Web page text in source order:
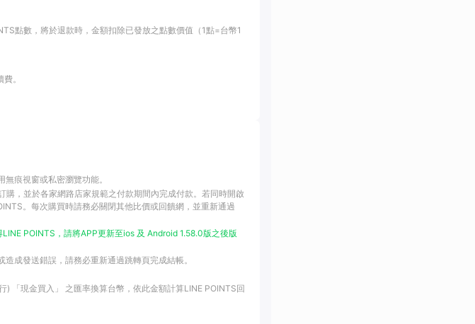
點數，將於退款時，金額扣除已發放之點數價值（1點=台幣1
。
痕視窗或私密瀏覽功能。
，並於各家網路店家規範之付款期間內完成付款。若同時開啟
。每次購買時請務必關閉其他比價或回饋網，並重新通過
POINTS，請將APP更新至ios 及 Android 1.58.0版之後版
成發送錯誤，請務必重新通過跳轉頁完成結帳。
「現金買入」 之匯率換算台幣，依此金額計算LINE POINTS回